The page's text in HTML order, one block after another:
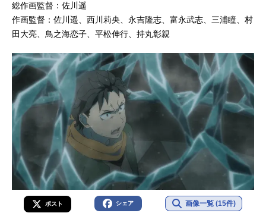
総作画監督：佐川遥
作画監督：佐川遥、西川莉央、永吉隆志、富永武志、三浦瞳、村
田大亮、鳥之海恋子、平松伸行、持丸彰親
ポスト シェア 画像一覧 (15件)